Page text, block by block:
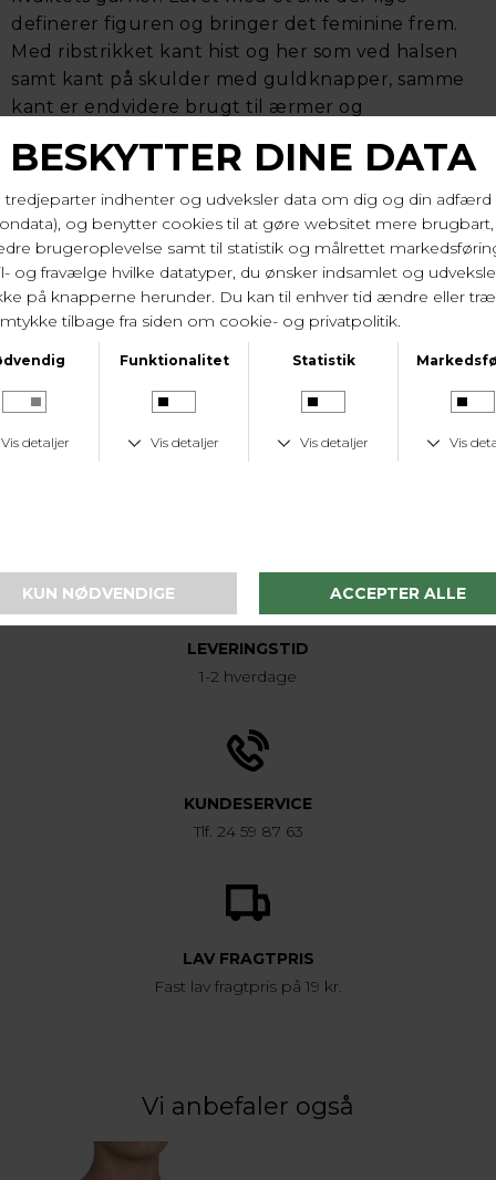
definerer figuren og bringer det feminine frem.
Med ribstrikket kant hist og her som ved halsen
samt kant på skulder med guldknapper, samme
kant er endvidere brugt til ærmer og
nederst. Den er blød, meget endda fordi den er
lavet i en kvalitets viskose der holder farve, facon
samt er krølfri. Lidt unik fordi Jacquard
strikkemaskiner er noget kun de største brands
har, de er meget kostbare og kompliceret. Den
slutter over knæ. Stilfuld ikke ;-)
Længde på 99 cm og brystvidde på 2*56 cm i str.
62% viskose, 38% polyester. Vask 30 gr.
LEVERINGSTID
1-2 hverdage
KUNDESERVICE
Tlf. 24 59 87 63
LAV FRAGTPRIS
Fast lav fragtpris på 19 kr.
Vi anbefaler også